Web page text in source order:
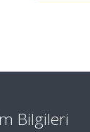
Bilgileri